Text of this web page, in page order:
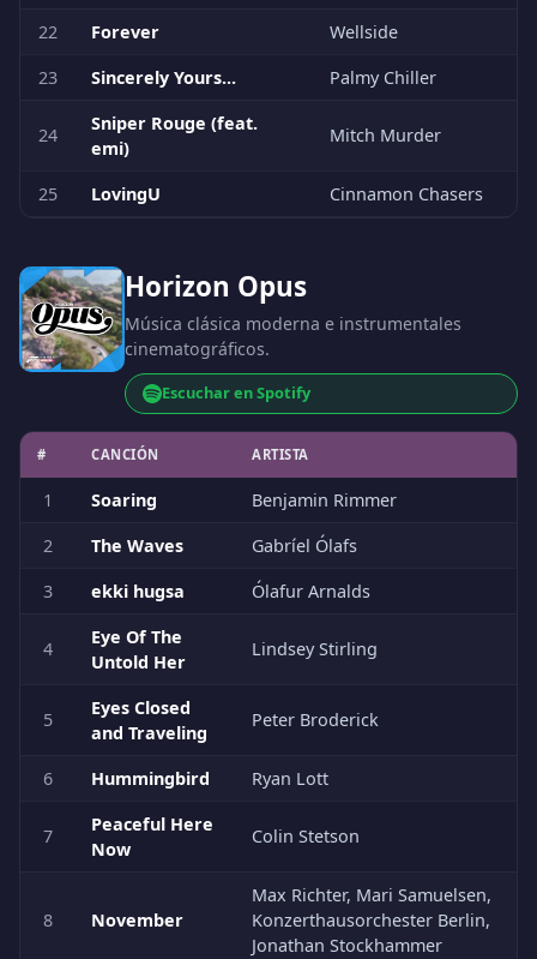
22
Forever
Wellside
23
Sincerely Yours... Palmy Chiller
24
Sniper Rouge (feat.
emi)
Mitch Murder
25 LovingU Cinnamon Chasers
Horizon Opus
Música clásica moderna e instrumentales
cinematográficos.
Escuchar en Spotify
# CANCIÓN ARTISTA
1 Soaring
Benjamin Rimmer
2
The Waves
Gabríel Ólafs
3
ekki hugsa Ólafur Arnalds
4
Eye Of The
Untold Her
Lindsey Stirling
5
Eyes Closed
and Traveling
Peter Broderick
6 Hummingbird Ryan Lott
7
Peaceful Here
Now
Colin Stetson
8 November
Max Richter, Mari Samuelsen,
Konzerthausorchester Berlin,
Jonathan Stockhammer